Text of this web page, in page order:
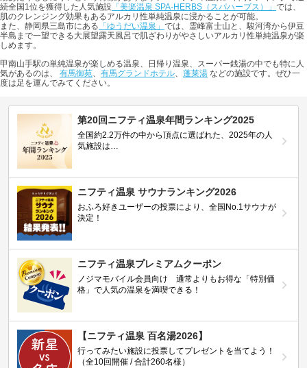
続全国1位を獲得した人気施設 「美楽温泉 SPA-HERBS（スパハーブス）」 では、
肌のクレンジング効果もあるアルカリ性単純温泉に浸かることが可能。
また、静岡県三島市にある 「ゆうだい温泉」 では、霊峰富士山と、駿河湾から伊豆
半島まで一望できる大展望露天風呂で肌ざわりがやさしいアルカリ性単純温泉が楽
しめます。
甲南山手駅の単純温泉が楽しめる温泉、日帰り温泉、スーパー銭湯の中でも特に人
気があるのは、 有馬御苑、 有馬グランドホテル、 蓬莱湯 などの施設です。ぜひ一
度は足を運んでみてください。
第20回ニフティ温泉年間ランキング2025
全国約2.2万件の中から頂点に選ばれた、2025年の人
気施設は…
ニフティ温泉 サウナランキング2026
おふろ好きユーザーの投票により、全国No.1サウナが
決定！
ニフティ温泉プレミアムクーポン
ノジマモバイル会員向け 通常よりもお得な「特別価
格」で人気の温泉を満喫できる！
【ニフティ温泉 百名湯2026】
行ってみたい施設に投票してプレゼントを当てよう！
（全10回開催 / 合計260名様）